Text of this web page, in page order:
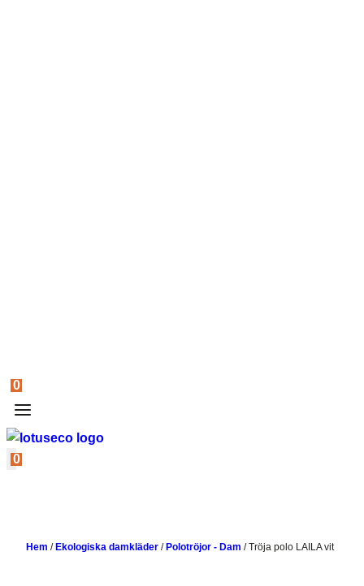
0
0
Hem / Ekologiska damkläder / Polotröjor - Dam /Tröja polo LAILA vit